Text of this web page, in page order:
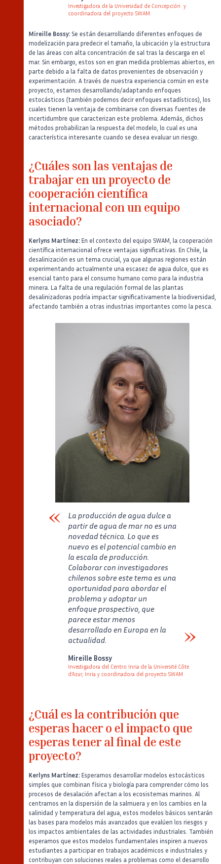
Image
Investigadora de la Universidad de Concepción y
coordinadora del proyecto SWAM.
Mireille Bossy: Se están desarrollando diferentes enfoques de
modelización para predecir el tamaño, la ubicación y la estructura
de las áreas con alta concentración de sal tras la descarga en el
mar. Sin embargo, estos son en gran medida problemas abiertos, en
parte debido a la falta de datos provenientes de observación y
experimentación. A través de nuestra experiencia común en este
proyecto, estamos desarrollando/adaptando enfoques
estocásticos (también podemos decir enfoques estadísticos), los
cuales tienen la ventaja de combinarse con diversas fuentes de
incertidumbre que caracterizan este problema. Además, dichos
métodos probabilizan la respuesta del modelo, lo cual es una
característica interesante cuando se desea evaluar un riesgo.
¿Cuáles son las ventajas de
trabajar en un proyecto de
cooperación científica
internacional con un equipo
asociado?
Kerlyns Martínez: En el contexto del equipo SWAM, la cooperación
científica internacional ofrece ventajas significativas. En Chile, la
desalinización es un tema crucial, ya que algunas regiones están
experimentando actualmente una escasez de agua dulce, que es
esencial tanto para el consumo humano como para la industria
minera. La falta de una regulación formal de las plantas
desalinizadoras podría impactar significativamente la biodiversidad,
afectando también a otras industrias importantes como la pesca.
La producción de agua dulce a
partir de agua de mar no es una
novedad técnica. Lo que es
nuevo es el potencial cambio en
la escala de producción.
Colaborar con investigadores
chilenos sobre este tema es una
oportunidad para abordar el
problema y adoptar un
enfoque prospectivo, que
parece estar menos
desarrollado en Europa en la
actualidad.
Mireille Bossy
Investigadora del Centro Inria de la Université Côte
d’Azur, Inria y coordinadora del proyecto SWAM
¿Cuál es la contribución que
esperas hacer o el impacto que
esperas tener al final de este
proyecto?
Kerlyns Martínez: Esperamos desarrollar modelos estocásticos
simples que combinan física y biología para comprender cómo los
procesos de desalación afectan a los ecosistemas marinos. Al
centrarnos en la dispersión de la salmuera y en los cambios en la
salinidad y temperatura del agua, estos modelos básicos sentarán
las bases para modelos más avanzados que evalúen los riesgos y
los impactos ambientales de las actividades industriales. También
esperamos que estos modelos fundamentales inspiren a nuevos
estudiantes a participar en trabajos académicos e industriales y
contribuyan con soluciones reales a problemas como el desarrollo